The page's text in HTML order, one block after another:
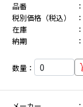
品番
税別価格（税込）
在庫
納期
数量：